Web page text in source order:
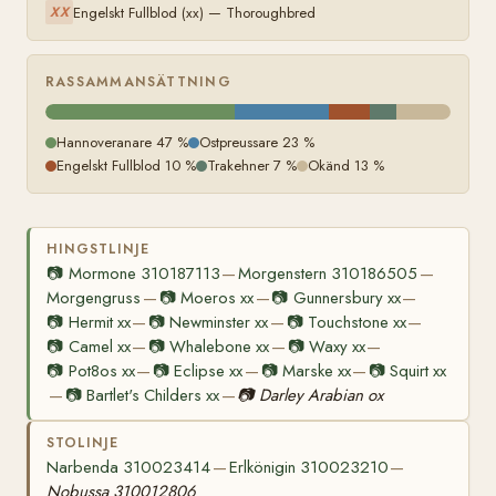
XX Engelskt Fullblod (xx) — Thoroughbred
RASSAMMANSÄTTNING
Hannoveranare 47 % Ostpreussare 23 %
Engelskt Fullblod 10 % Trakehner 7 % Okänd 13 %
HINGSTLINJE
📷 Mormone 310187113—Morgenstern 310186505 —
Morgengruss — 📷Moeros xx—📷 Gunnersbury xx—
📷 Hermit xx— 📷Newminster xx— 📷 Touchstone xx—
📷 Camel xx— 📷Whalebone xx— 📷 Waxy xx—
📷 Pot8os xx— 📷Eclipse xx— 📷 Marske xx— 📷 Squirt xx
— 📷Bartlet's Childers xx—📷 Darley Arabian ox
STOLINJE
Narbenda 310023414—Erlkönigin 310023210—